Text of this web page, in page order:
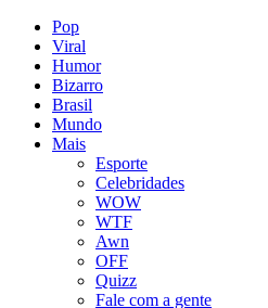
Pop
Viral
Humor
Bizarro
Brasil
Mundo
Mais
Esporte
Celebridades
WOW
WTF
Awn
OFF
Quizz
Fale com a gente